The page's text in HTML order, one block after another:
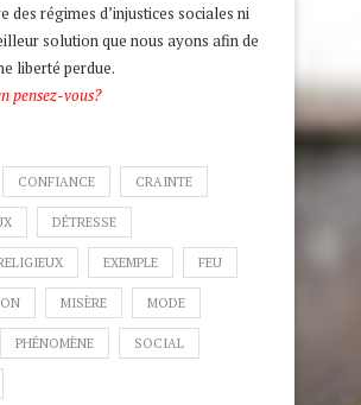
des régimes d’injustices sociales ni
solution que nous ayons afin de
liberté perdue.
pensez-vous?
CONFIANCE CRAINTE
DÉTRESSE
EXEMPLE FEU
MISÈRE MODE
PHÉNOMÈNE SOCIAL